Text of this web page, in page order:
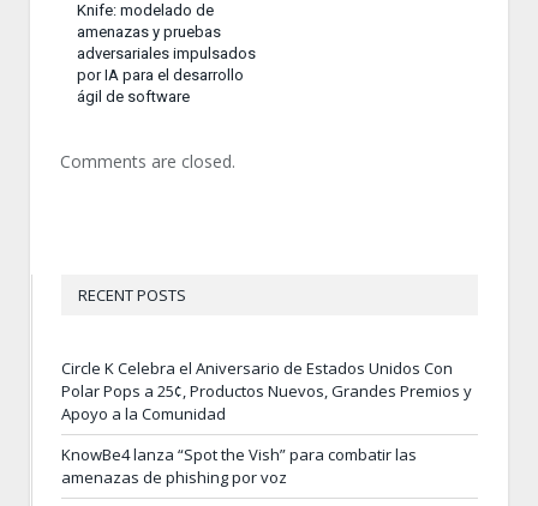
Knife: modelado de
amenazas y pruebas
adversariales impulsados
por IA para el desarrollo
ágil de software
Comments are closed.
RECENT POSTS
Circle K Celebra el Aniversario de Estados Unidos Con
Polar Pops a 25¢, Productos Nuevos, Grandes Premios y
Apoyo a la Comunidad
KnowBe4 lanza “Spot the Vish” para combatir las
amenazas de phishing por voz